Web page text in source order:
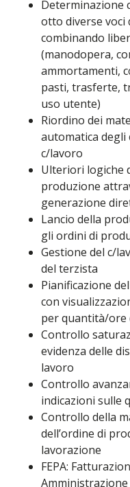
Determinazione
otto diverse voci
combinando
(manodopera,
ammortamenti,
pasti, trasferte,
uso utente)
Riordino dei
automatica degli
c/lavoro
Ulteriori logiche
produzione
generazione
Lancio della
gli ordini di
Gestione del c/
del terzista
Pianificazione
con
per quantità/ore
Controllo
evidenza delle
lavoro
Controllo
indicazioni sulle
Controllo della
dell’ordine di
lavorazione
FEPA:
Amministrazione